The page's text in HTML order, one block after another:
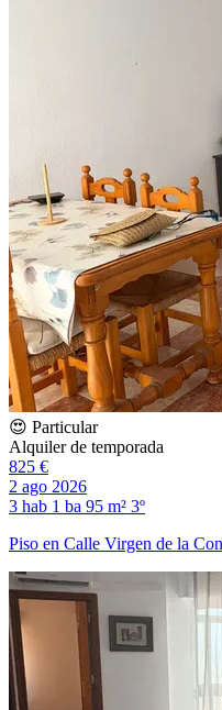
😍 Particular
Alquiler de temporada
825 €
2 ago 2026
3 hab 1 ba 95 m² 3º
Piso en Calle Virgen de la